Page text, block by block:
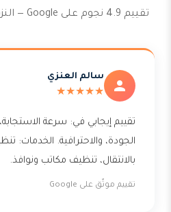
تقييم 4.9 نجوم على Google — النزهة وجميع مناطق الكويت
سالم العنزي
★★★★★
تقييم إيجابي في: سرعة الاستجابة،
الجودة، والاحترافية. الخدمات:
بالانتقال، تنظيف مكاتب ونوافذ.
تقييم موثّق على Google